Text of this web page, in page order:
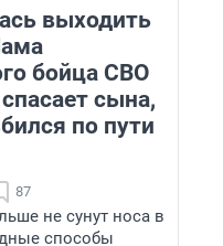
выходить
бойца СВО
сына,
по пути
87
не сунут носа в
способы